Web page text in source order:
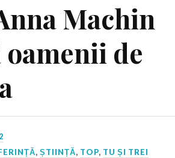
Machin
de
,ȘTIINȚĂ, TOP, TU ȘI TREI